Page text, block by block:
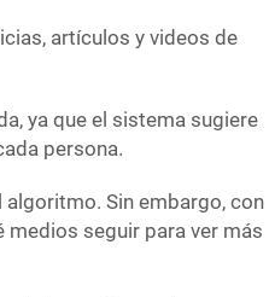
artículos y videos de
ya que el sistema sugiere
persona.
Sin embargo, con
medios seguir para ver más